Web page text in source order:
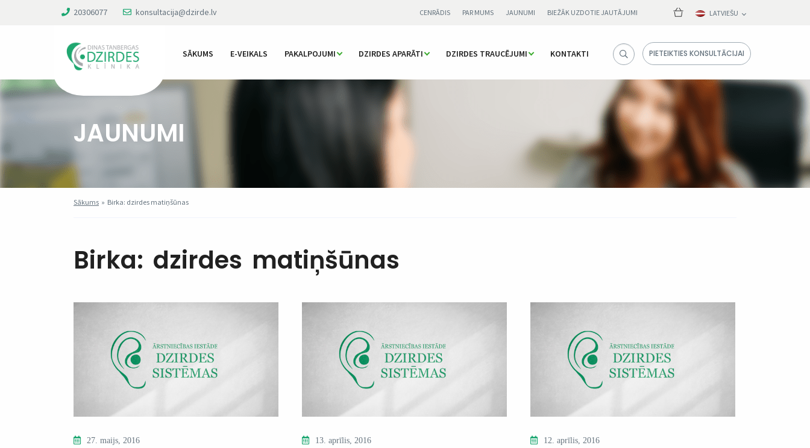
20306077 konsultacija@dzirde.lv CENRĀDIS PAR MUMS JAUNUMI BIEŽĀK UZDOTIE JAUTĀJUMI LATVIEŠU
SĀKUMS E-VEIKALS PAKALPOJUMI DZIRDES APARĀTI DZIRDES TRAUCĒJUMI KONTAKTI
JAUNUMI
Sākums » Birka: dzirdes matiņšūnas
Birka: dzirdes matiņšūnas
27. maijs, 2016 13. aprīlis, 2016 12. aprīlis, 2016